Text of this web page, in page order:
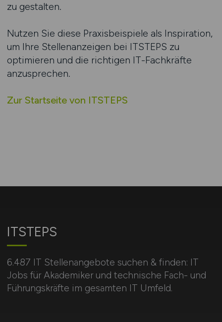
zu gestalten.
Nutzen Sie diese Praxisbeispiele als Inspiration,
um Ihre Stellenanzeigen bei ITSTEPS zu
optimieren und die richtigen IT-Fachkräfte
anzusprechen.
Zur Startseite von ITSTEPS
ITSTEPS
6.487 IT Stellenangebote suchen & finden: IT
Jobs für Akademiker und technische Fach- und
Führungskräfte im gesamten IT Umfeld.